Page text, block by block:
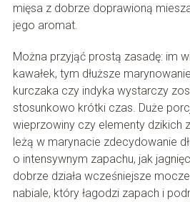
mięsa z dobrze doprawioną
jego aromat.
Można przyjąć prostą zasadę: im
kawałek, tym dłuższe
kurczaka czy indyka wystarczy
stosunkowo krótki czas. Duże
wieprzowiny czy elementy dzikich
leżą w marynacie zdecydowanie
o intensywnym zapachu, jak
dobrze działa wcześniejsze
nabiale, który łagodzi zapach i